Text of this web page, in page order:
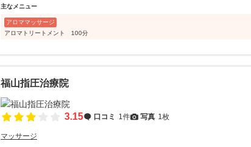
主なメニュー
アロママッサージ
アロマトリートメント 100分
福山指圧治療院
3.15 口コミ 1件 写真 1枚
マッサージ